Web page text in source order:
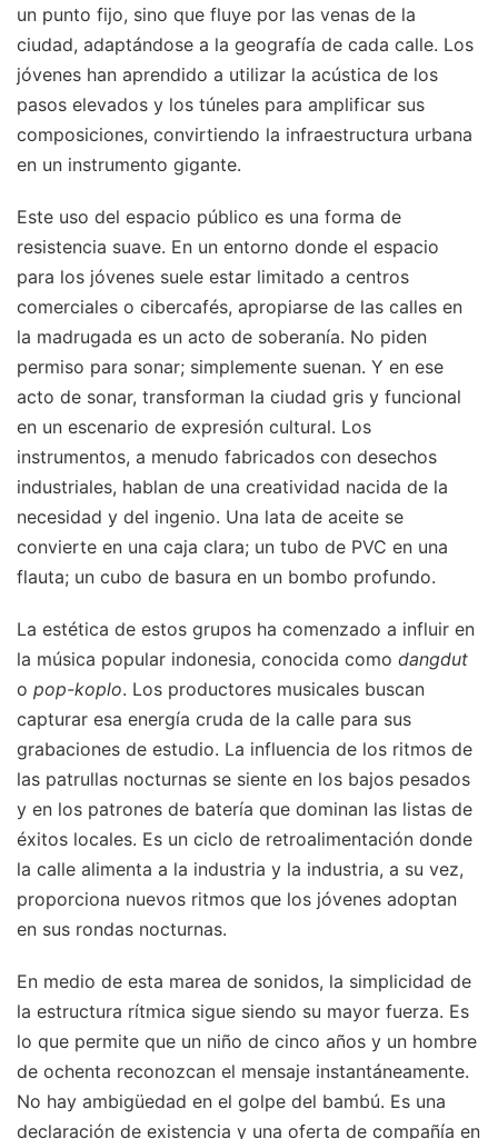
un punto fijo, sino que fluye por las venas de la
ciudad, adaptándose a la geografía de cada calle. Los
jóvenes han aprendido a utilizar la acústica de los
pasos elevados y los túneles para amplificar sus
composiciones, convirtiendo la infraestructura urbana
en un instrumento gigante.
Este uso del espacio público es una forma de
resistencia suave. En un entorno donde el espacio
para los jóvenes suele estar limitado a centros
comerciales o cibercafés, apropiarse de las calles en
la madrugada es un acto de soberanía. No piden
permiso para sonar; simplemente suenan. Y en ese
acto de sonar, transforman la ciudad gris y funcional
en un escenario de expresión cultural. Los
instrumentos, a menudo fabricados con desechos
industriales, hablan de una creatividad nacida de la
necesidad y del ingenio. Una lata de aceite se
convierte en una caja clara; un tubo de PVC en una
flauta; un cubo de basura en un bombo profundo.
La estética de estos grupos ha comenzado a influir en
la música popular indonesia, conocida como dangdut
o pop-koplo. Los productores musicales buscan
capturar esa energía cruda de la calle para sus
grabaciones de estudio. La influencia de los ritmos de
las patrullas nocturnas se siente en los bajos pesados
y en los patrones de batería que dominan las listas de
éxitos locales. Es un ciclo de retroalimentación donde
la calle alimenta a la industria y la industria, a su vez,
proporciona nuevos ritmos que los jóvenes adoptan
en sus rondas nocturnas.
En medio de esta marea de sonidos, la simplicidad de
la estructura rítmica sigue siendo su mayor fuerza. Es
lo que permite que un niño de cinco años y un hombre
de ochenta reconozcan el mensaje instantáneamente.
No hay ambigüedad en el golpe del bambú. Es una
declaración de existencia y una oferta de compañía en